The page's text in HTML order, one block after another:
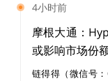
从近期 BCH 的发
意图。这或许是好
至少有资格参与这
4小时前
摩根大通：
或影响市场份
链得得（微信号